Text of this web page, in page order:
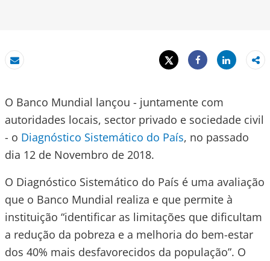
Email
Tweet
Share
Share
O Banco Mundial lançou - juntamente com
autoridades locais, sector privado e sociedade civil
- o Diagnóstico Sistemático do País, no passado
dia 12 de Novembro de 2018.
O Diagnóstico Sistemático do País é uma avaliação
que o Banco Mundial realiza e que permite à
instituição “identificar as limitações que dificultam
a redução da pobreza e a melhoria do bem-estar
dos 40% mais desfavorecidos da população”. O